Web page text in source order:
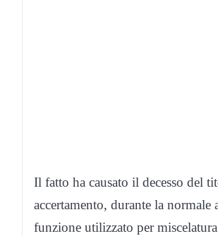
Il fatto ha causato il decesso del
accertamento, durante la
funzione utilizzato per